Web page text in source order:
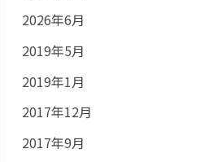
2026年6月
2019年5月
2019年1月
2017年12月
2017年9月